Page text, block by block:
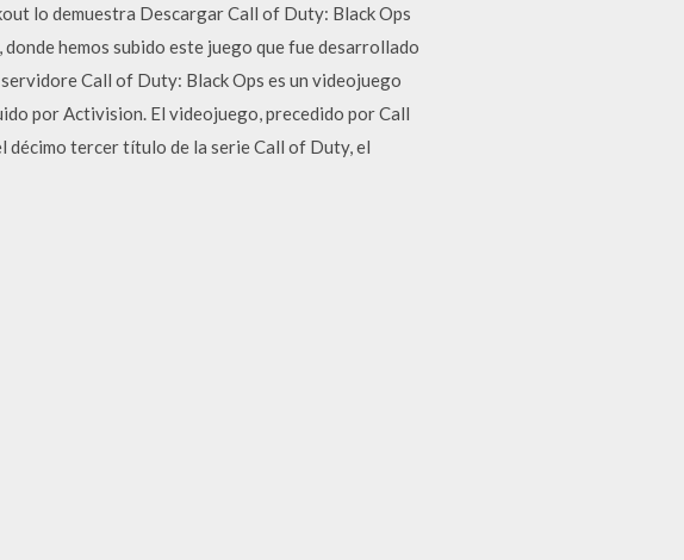
lo demuestra Descargar Call of Duty: Black Ops
hemos subido este juego que fue desarrollado
Call of Duty: Black Ops es un videojuego
por Activision. El videojuego, precedido por Call
tercer título de la serie Call of Duty, el